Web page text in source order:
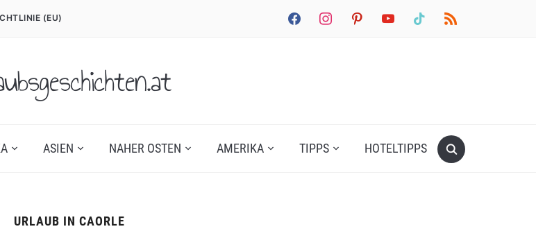
facebookinstagrampinterestyoutube tiktok rss
(EU)
ASIEN NAHER OSTEN AMERIKA TIPPS HOTELTIPPS
URLAUB IN CAORLE